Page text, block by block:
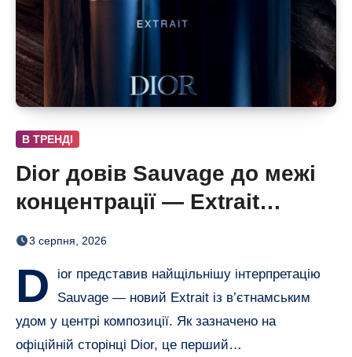
В ТРЕНДІ
Dior довів Sauvage до межі
концентрації — Extrait
дозріває 42 дні
3 серпня, 2026
D
ior представив найщільнішу інтерпретацію
Sauvage — новий Extrait із в’єтнамським
удом у центрі композиції. Як зазначено на
офіційній сторінці Dior, це перший…